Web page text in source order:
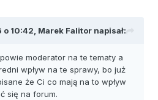
o 10:42, Marek Falitor napisał:
moderator na te tematy a
wpływ na te sprawy, bo już
że Ci co mają na to wpływ
się na forum.